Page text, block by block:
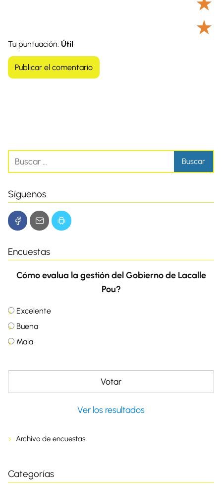
★
Tu puntuación: Útil
Síguenos
Encuestas
Cómo evalua la gestión del Gobierno de Lacalle
Pou?
Excelente
Buena
Mala
Ver los resultados
Archivo de encuestas
Categorías